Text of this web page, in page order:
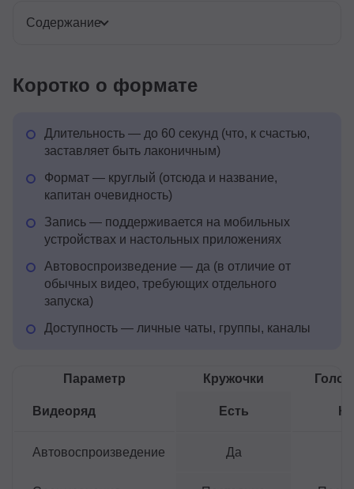
Содержание
Коротко о формате
Длительность — до 60 секунд (что, к счастью,
заставляет быть лаконичным)
Формат — круглый (отсюда и название,
капитан очевидность)
Запись — поддерживается на мобильных
устройствах и настольных приложениях
Автовоспроизведение — да (в отличие от
обычных видео, требующих отдельного
запуска)
Доступность — личные чаты, группы, каналы
Параметр Кружочки
Видеоряд Есть
Автовоспроизведение Да